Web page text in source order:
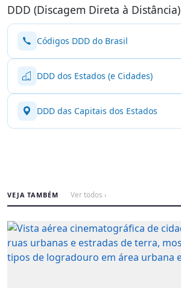
DDD (Discagem Direta à Distância)
Códigos DDD do Brasil
DDD dos Estados (e Cidades)
DDD das Capitais dos Estados
VEJA TAMBÉM Ver todos ›